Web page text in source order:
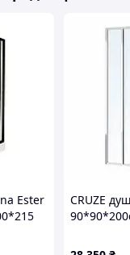
Ester
CRUZE
прозоре